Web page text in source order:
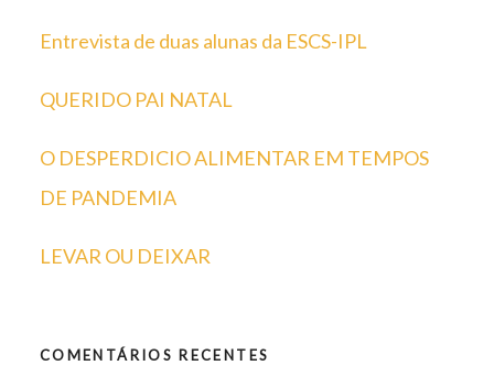
Entrevista de duas alunas da ESCS-IPL
QUERIDO PAI NATAL
O DESPERDICIO ALIMENTAR EM TEMPOS
DE PANDEMIA
LEVAR OU DEIXAR
COMENTÁRIOS RECENTES